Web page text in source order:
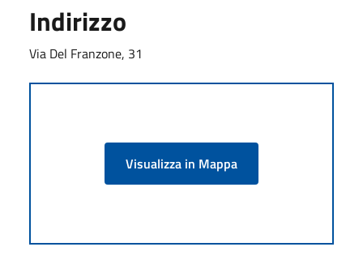
Indirizzo
Via Del Franzone, 31
Visualizza in Mappa